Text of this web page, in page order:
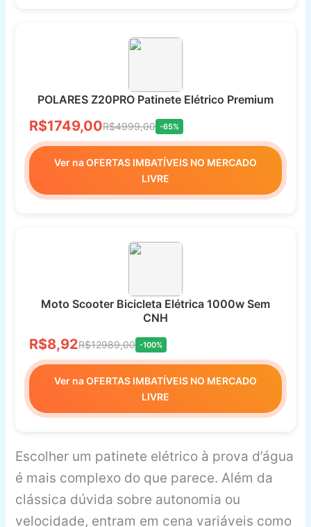
POLARES Z20PRO Patinete Elétrico Premium
R$1749,00R$4999,00 -65%
Ver na OFERTAS IMBATÍVEIS NO MERCADO
LIVRE
Moto Scooter Bicicleta Elétrica 1000w Sem
CNH
R$8,92R$12989,00 -100%
Ver na OFERTAS IMBATÍVEIS NO MERCADO
LIVRE
Escolher um patinete elétrico à prova d’água
é mais complexo do que parece. Além da
clássica dúvida sobre autonomia ou
velocidade, entram em cena variáveis como